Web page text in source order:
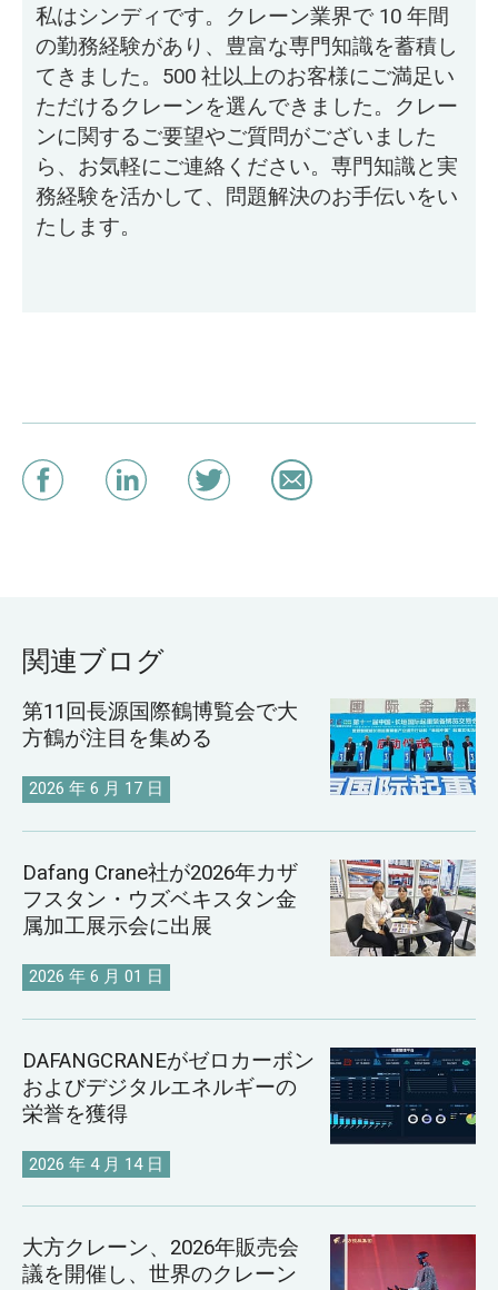
私はシンディです。クレーン業界で 10 年間
の勤務経験があり、豊富な専門知識を蓄積し
てきました。500 社以上のお客様にご満足い
ただけるクレーンを選んできました。クレー
ンに関するご要望やご質問がございました
ら、お気軽にご連絡ください。専門知識と実
務経験を活かして、問題解決のお手伝いをい
たします。
関連ブログ
第11回長源国際鶴博覧会で大
方鶴が注目を集める
2026 年 6 月 17 日
Dafang Crane社が2026年カザ
フスタン・ウズベキスタン金
属加工展示会に出展
2026 年 6 月 01 日
DAFANGCRANEがゼロカーボン
およびデジタルエネルギーの
栄誉を獲得
2026 年 4 月 14 日
大方クレーン、2026年販売会
議を開催し、世界のクレーン